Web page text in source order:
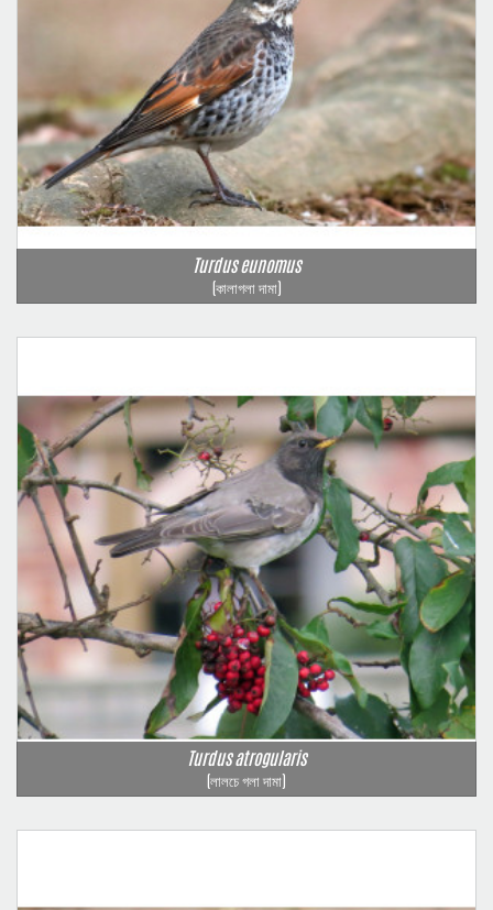
Turdus eunomus
(কালাগলা দামা)
Turdus atrogularis
(লালচে গলা দামা)